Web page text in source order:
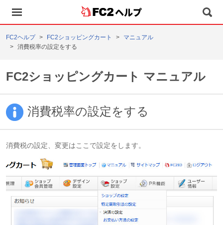
ヘルプ
FC2ヘルプ FC2ショッピングカート
マニュアル
消費税率の設定をする
FC2ショッピングカート マニュアル
消費税率の設定をする
消費税の設定、変更はここで設定をします。